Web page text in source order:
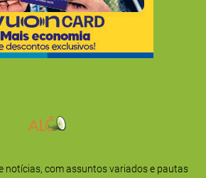
notícias, com assuntos variados e pautas